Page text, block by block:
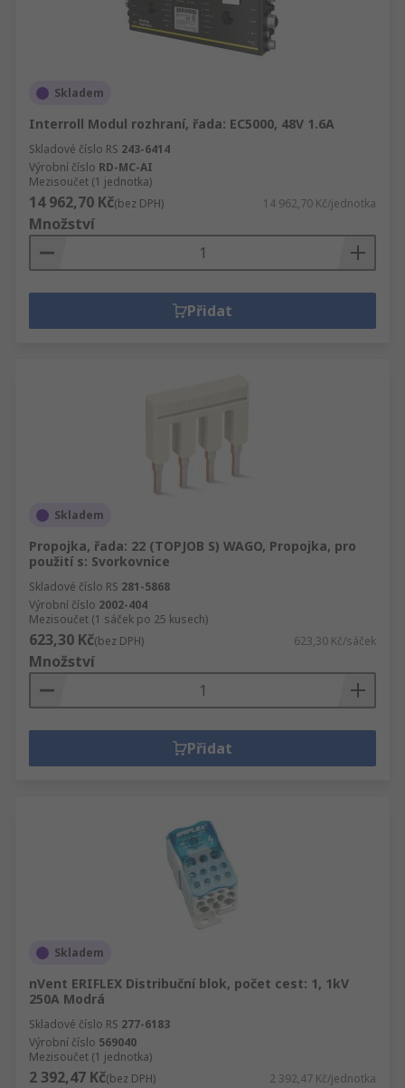
Skladem
Interroll Modul rozhraní, řada: EC5000, 48V 1.6A
Skladové číslo RS 243-6414
Výrobní číslo RD-MC-AI
Mezisoučet (1 jednotka)
14 962,70 Kč(bez DPH) 14 962,70 Kč/jednotka
Množství
Přidat
Skladem
Propojka, řada: 22 (TOPJOB S) WAGO, Propojka, pro
použití s: Svorkovnice
Skladové číslo RS 281-5868
Výrobní číslo 2002-404
Mezisoučet (1 sáček po 25 kusech)
623,30 Kč(bez DPH) 623,30 Kč/sáček
Množství
Přidat
Skladem
nVent ERIFLEX Distribuční blok, počet cest: 1, 1kV
250A Modrá
Skladové číslo RS 277-6183
Výrobní číslo 569040
Mezisoučet (1 jednotka)
2 392,47 Kč(bez DPH) 2 392,47 Kč/jednotka